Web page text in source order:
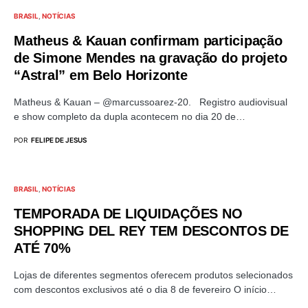
BRASIL NOTÍCIAS
Matheus & Kauan confirmam participação
de Simone Mendes na gravação do projeto
“Astral” em Belo Horizonte
Matheus & Kauan – @marcussoarez-20. Registro audiovisual
e show completo da dupla acontecem no dia 20 de…
POR FELIPE DE JESUS
BRASIL NOTÍCIAS
TEMPORADA DE LIQUIDAÇÕES NO
SHOPPING DEL REY TEM DESCONTOS DE
ATÉ 70%
Lojas de diferentes segmentos oferecem produtos selecionados
com descontos exclusivos até o dia 8 de fevereiro O início…